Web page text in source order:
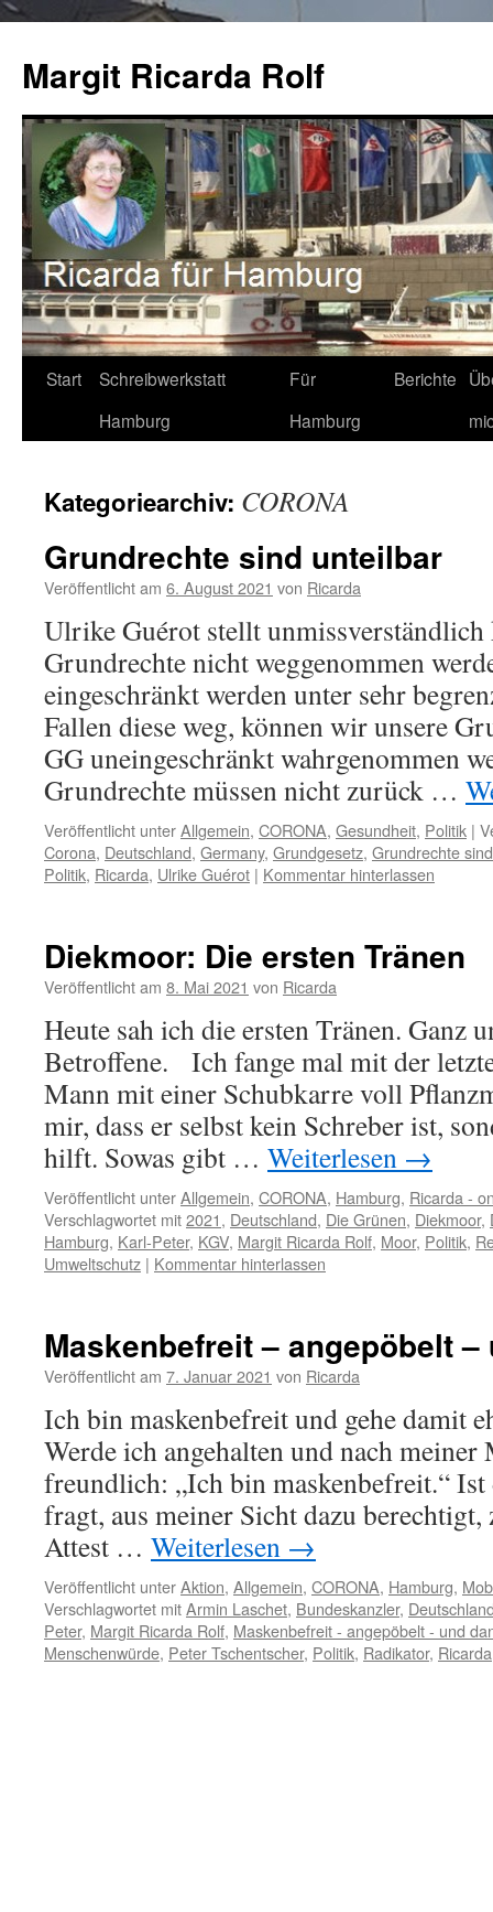
springen
Margit Ricarda Rolf
Start
Schreibwerkstatt
Hamburg
Für
Hamburg
Berichte
Kategoriearchiv: CORONA
Grundrechte sind unteilbar
Veröffentlicht am 6. August 2021 von Ricarda
Ulrike Guérot stellt unmissverständlich
Grundrechte nicht weggenommen
eingeschränkt werden unter sehr
Fallen diese weg, können wir unsere
GG uneingeschränkt wahrgenommen
Grundrechte müssen nicht zurück …
Veröffentlicht unterAllgemein, CORONA, Gesundheit, Politik |
Corona, Deutschland, Germany, Grundgesetz, Grundrechte
Politik, Ricarda, Ulrike Guérot | Kommentar hinterlassen
Diekmoor: Die ersten Tränen
Veröffentlicht am 8. Mai 2021 von Ricarda
Heute sah ich die ersten Tränen. Ganz
Betroffene. Ich fange mal mit der
Mann mit einer Schubkarre voll
mir, dass er selbst kein Schreber ist,
hilft. Sowas gibt … Weiterlesen →
Veröffentlicht unterAllgemein, CORONA, Hamburg, Ricarda -
Verschlagwortet mit2021, Deutschland, Die Grünen, Diekmoor,
Hamburg, Karl-Peter, KGV, Margit Ricarda Rolf, Moor, Politik,
Umweltschutz | Kommentar hinterlassen
Maskenbefreit – angepöbelt –
Veröffentlicht am 7. Januar 2021 von Ricarda
Ich bin maskenbefreit und gehe damit
Werde ich angehalten und nach meiner
freundlich: „Ich bin maskenbefreit.“ Ist
fragt, aus meiner Sicht dazu berechtigt,
Attest … Weiterlesen →
Veröffentlicht unterAktion, Allgemein, CORONA, Hamburg,
Verschlagwortet mitArmin Laschet, Bundeskanzler,
Peter, Margit Ricarda Rolf, Maskenbefreit - angepöbelt - und
Menschenwürde, Peter Tschentscher, Politik, Radikator, Ricarda